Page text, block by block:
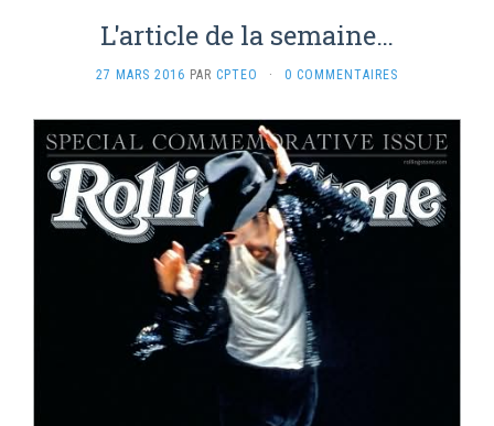
L'article de la semaine…
27 MARS 2016 PAR CPTEO · 0 COMMENTAIRES